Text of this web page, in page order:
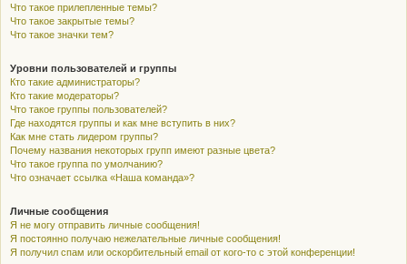
Что такое прилепленные темы?
Что такое закрытые темы?
Что такое значки тем?
Уровни пользователей и группы
Кто такие администраторы?
Кто такие модераторы?
Что такое группы пользователей?
Где находятся группы и как мне вступить в них?
Как мне стать лидером группы?
Почему названия некоторых групп имеют разные цвета?
Что такое группа по умолчанию?
Что означает ссылка «Наша команда»?
Личные сообщения
Я не могу отправить личные сообщения!
Я постоянно получаю нежелательные личные сообщения!
Я получил спам или оскорбительный email от кого-то с этой конференции!